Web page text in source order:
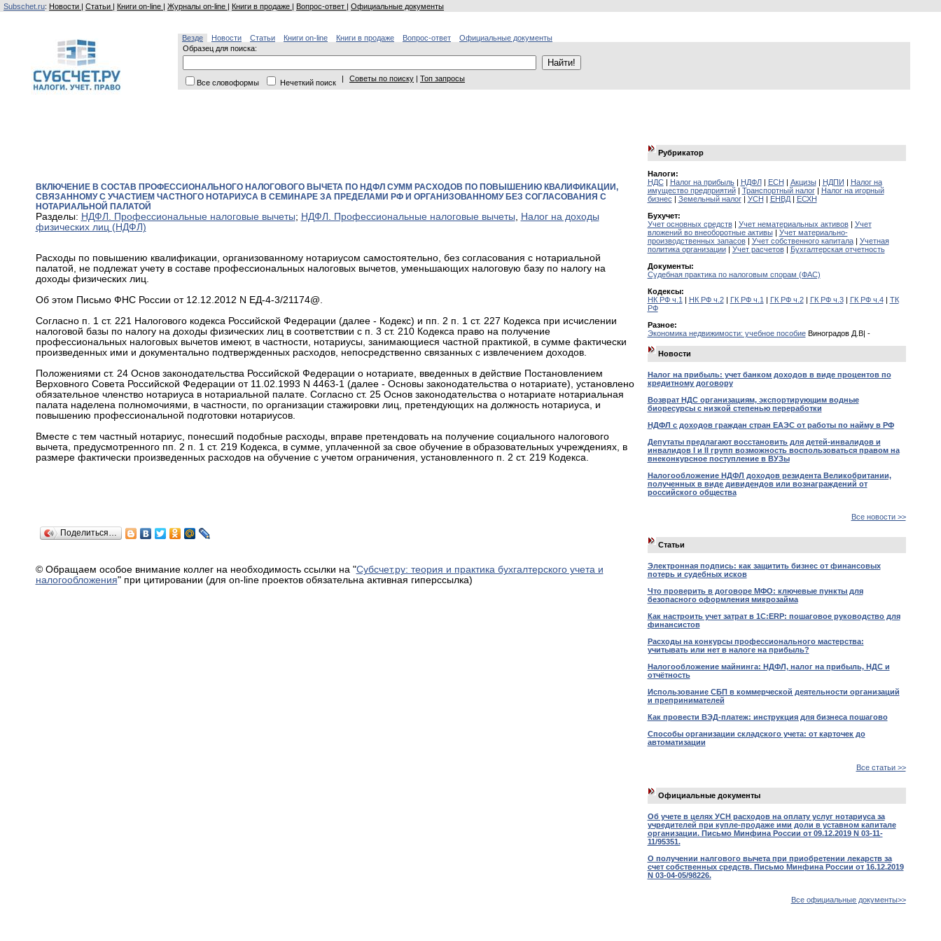
Subschet.ru: Новости | Статьи | Книги on-line | Журналы on-line | Книги в продаже | Вопрос-ответ | Официальные документы
Везде Новости Статьи Книги on-line Книги в продаже Вопрос-ответ
Официальные документы
Образец для поиска:
Все словоформы Нечеткий поиск | Советы по поиску | Топ запросы
ВКЛЮЧЕНИЕ В СОСТАВ ПРОФЕССИОНАЛЬНОГО НАЛОГОВОГО ВЫЧЕТА ПО НДФЛ СУММ РАСХОДОВ ПО ПОВЫШЕНИЮ КВАЛИФИКАЦИИ,
СВЯЗАННОМУ С УЧАСТИЕМ ЧАСТНОГО НОТАРИУСА В СЕМИНАРЕ ЗА ПРЕДЕЛАМИ РФ И ОРГАНИЗОВАННОМУ БЕЗ СОГЛАСОВАНИЯ С
НОТАРИАЛЬНОЙ ПАЛАТОЙ
Разделы: НДФЛ. Профессиональные налоговые вычеты; НДФЛ. Профессиональные налоговые вычеты, Налог на доходы
физических лиц (НДФЛ)
Расходы по повышению квалификации, организованному нотариусом самостоятельно, без согласования с нотариальной
палатой, не подлежат учету в составе профессиональных налоговых вычетов, уменьшающих налоговую базу по налогу на
доходы физических лиц.
Об этом Письмо ФНС России от 12.12.2012 N ЕД-4-3/21174@.
Согласно п. 1 ст. 221 Налогового кодекса Российской Федерации (далее - Кодекс) и пп. 2 п. 1 ст. 227 Кодекса при исчислении
налоговой базы по налогу на доходы физических лиц в соответствии с п. 3 ст. 210 Кодекса право на получение
профессиональных налоговых вычетов имеют, в частности, нотариусы, занимающиеся частной практикой, в сумме фактически
произведенных ими и документально подтвержденных расходов, непосредственно связанных с извлечением доходов.
Положениями ст. 24 Основ законодательства Российской Федерации о нотариате, введенных в действие Постановлением
Верховного Совета Российской Федерации от 11.02.1993 N 4463-1 (далее - Основы законодательства о нотариате), установлено
обязательное членство нотариуса в нотариальной палате. Согласно ст. 25 Основ законодательства о нотариате нотариальная
палата наделена полномочиями, в частности, по организации стажировки лиц, претендующих на должность нотариуса, и
повышению профессиональной подготовки нотариусов.
Вместе с тем частный нотариус, понесший подобные расходы, вправе претендовать на получение социального налогового
вычета, предусмотренного пп. 2 п. 1 ст. 219 Кодекса, в сумме, уплаченной за свое обучение в образовательных учреждениях, в
размере фактически произведенных расходов на обучение с учетом ограничения, установленного п. 2 ст. 219 Кодекса.
Поделиться…
© Обращаем особое внимание коллег на необходимость ссылки на "Субсчет.ру: теория и практика бухгалтерского учета и
налогообложения" при цитировании (для on-line проектов обязательна активная гиперссылка)
Рубрикатор
Налоги:
НДС| Налог на прибыль| НДФЛ| ЕСН | Акцизы| НДПИ | Налог на
имущество предприятий| Транспортный налог| Налог на игорный
бизнес | Земельный налог| УСН | ЕНВД| ЕСХН
Бухучет:
Учет основных средств| Учет нематериальных активов| Учет
вложений во внеоборотные активы| Учет материально-
производственных запасов| Учет собственного капитала| Учетная
политика организации| Учет расчетов| Бухгалтерская отчетность
Документы:
Судебная практика по налоговым спорам (ФАС)
Кодексы:
НК РФ ч.1 | НК РФ ч.2| ГК РФ ч.1 | ГК РФ ч.2| ГК РФ ч.3| ГК РФ ч.4| ТК
РФ
Разное:
Экономика недвижимости: учебное пособиеВиноградов Д.В| -
Новости
Налог на прибыль: учет банком доходов в виде процентов по
кредитному договору
Возврат НДС организациям, экспортирующим водные
биоресурсы с низкой степенью переработки
НДФЛ с доходов граждан стран ЕАЭС от работы по найму в РФ
Депутаты предлагают восстановить для детей-инвалидов и
инвалидов I и II групп возможность воспользоваться правом на
внеконкурсное поступление в ВУЗы
Налогообложение НДФЛ доходов резидента Великобритании,
полученных в виде дивидендов или вознаграждений от
российского общества
Все новости >>
Статьи
Электронная подпись: как защитить бизнес от финансовых
потерь и судебных исков
Что проверить в договоре МФО: ключевые пункты для
безопасного оформления микрозайма
Как настроить учет затрат в 1С:ERP: пошаговое руководство для
финансистов
Расходы на конкурсы профессионального мастерства:
учитывать или нет в налоге на прибыль?
Налогообложение майнинга: НДФЛ, налог на прибыль, НДС и
отчётность
Использование СБП в коммерческой деятельности организаций
и препринимателей
Как провести ВЭД-платеж: инструкция для бизнеса пошагово
Способы организации складского учета: от карточек до
автоматизации
Все статьи >>
Официальные документы
Об учете в целях УСН расходов на оплату услуг нотариуса за
учредителей при купле-продаже ими доли в уставном капитале
организации. Письмо Минфина России от 09.12.2019 N 03-11-
11/95351.
О получении налгового вычета при приобретении лекарств за
счет собственных средств. Письмо Минфина России от 16.12.2019
N 03-04-05/98226.
Все официальные документы>>